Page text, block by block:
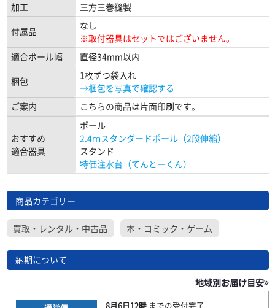
加工
三方三巻縫製
付属品
なし
※取付器具はセットではございません。
適合ポール幅
直径34mm以内
梱包
1枚ずつ袋入れ
→梱包を写真で確認する
ご案内
こちらの商品は片面印刷です。
おすすめ
適合器具
ポール
2.4ｍスタンダードポール（2段伸縮）
スタンド
特価注水台（てんとーくん）
商品カテゴリー
買取・レンタル・中古品 本・コミック・ゲーム
納期について
地域別お届け目安
8月6日12時までの受付完了